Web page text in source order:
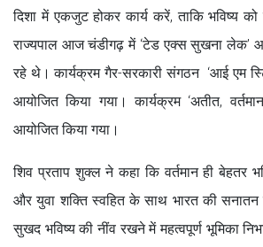
दिशा में एकजुट होकर कार्य करें, ताकि भविष्य
राज्यपाल आज चंडीगढ़ में ‘टेड एक्स सुखना लेक’
रहे थे। कार्यक्रम गैर-सरकारी संगठन ‘आई एम
आयोजित किया गया। कार्यक्रम ‘अतीत,
आयोजित किया गया।
शिव प्रताप शुक्ल ने कहा कि वर्तमान ही बेहतर
और युवा शक्ति स्वहित के साथ भारत की
सुखद भविष्य की नींव रखने में महत्वपूर्ण भूमिका